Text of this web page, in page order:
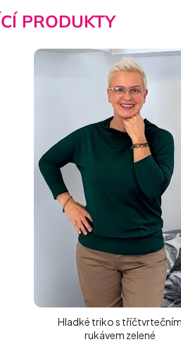
PRODUKTY
Hladké triko s tříčtvrtečním
rukávem zelené